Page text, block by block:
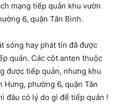
mạng tiếp quản khu vườn
6, quận Tân Bình.
sóng hay phát tín đã được
quản. Các cột anten thuộc
được tiếp quản, nhưng khu
Hưng, phường 6, quận Tân
đâu có lý do gì để tiếp quản !